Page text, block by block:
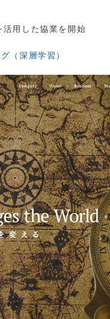
用した協業を開始
（深層学習）